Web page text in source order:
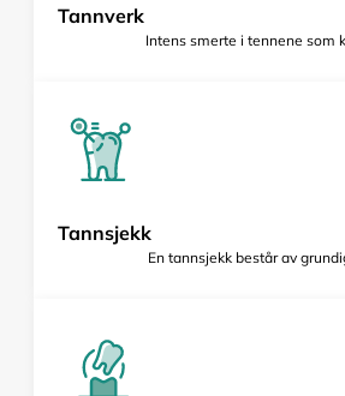
Tannverk
Intens smerte i tennene som
Tannsjekk
En tannsjekk består av